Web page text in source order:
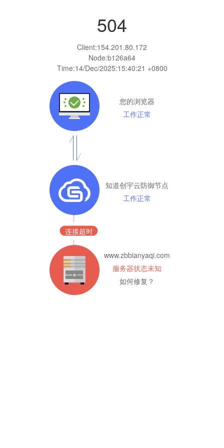
504
Client:154.201.80.172
Node:b126a64
Time:14/Dec/2025:15:40:21 +0800
您的浏览器
工作正常
知道创宇云防御节点
工作正常
连接超时
www.zbbianyaqi.com
服务器状态未知
如何修复？